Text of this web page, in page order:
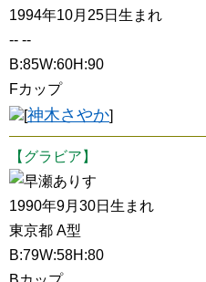
1994年10月25日生まれ
-- --
B:85W:60H:90
Fカップ
[神木さやか]
【グラビア】
早瀬ありす
1990年9月30日生まれ
東京都 A型
B:79W:58H:80